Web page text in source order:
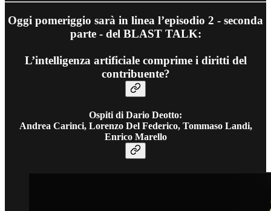
Oggi pomeriggio sarà in linea l’episodio 2 - seconda
parte - del BLAST TALK:
L’intelligenza artificiale comprime i diritti del
contribuente?
Ospiti di Dario Deotto:
Andrea Carinci, Lorenzo Del Federico, Tommaso Landi,
Enrico Marello